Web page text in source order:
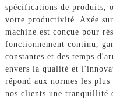
spécifications de
votre productivité. Axée
machine est conçue pour
fonctionnement continu,
constantes et des temps
envers la qualité et
répond aux normes les
nos clients une tranquillité